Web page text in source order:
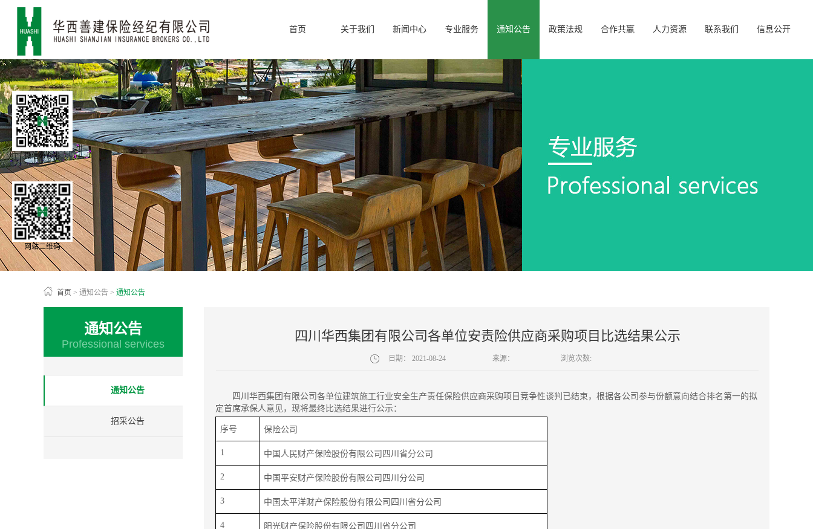
首页 关于我们 新闻中心 专业服务 通知公告 政策法规 合作共赢 人力资源 联系我们 信息公开
首页 > 通知公告 > 通知公告
通知公告
Professional services
通知公告
招采公告
四川华西集团有限公司各单位安责险供应商采购项目比选结果公示
日期： 2021-08-24 来源： 浏览次数:
四川华西集团有限公司各单位建筑施工行业安全生产责任保险供应商采购项目竞争性谈判已结束，根据各公司参与份额意向结合排名第一的拟
定首席承保人意见，现将最终比选结果进行公示：
序号 保险公司
1 中国人民财产保险股份有限公司四川省分公司
2 中国平安财产保险股份有限公司四川分公司
3 中国太平洋财产保险股份有限公司四川省分公司
4 阳光财产保险股份有限公司四川省分公司
网站二维码
微信公众号